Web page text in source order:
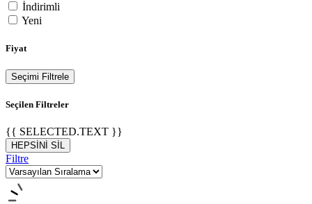
İndirimli
Yeni
Fiyat
Seçimi Filtrele
Seçilen Filtreler
{{ SELECTED.TEXT }}
HEPSİNİ SİL
Filtre